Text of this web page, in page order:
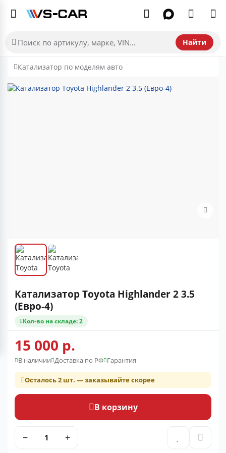
Найти
Катализатор по моделям авто
Катализатор Toyota Highlander 2 3.5
(Евро-4)
Кол-во на складе: 2
15 000 р.
В наличии Доставка по РФ Гарантия
Осталось 2 шт. — заказывайте скорее
В корзину
− +